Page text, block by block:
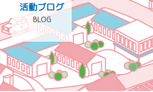
活動ブログ
BLOG
は